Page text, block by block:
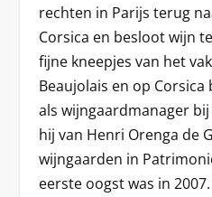
rechten in Parijs terug
Corsica en besloot wijn
fijne kneepjes van het
Beaujolais en op
als wijngaardmanager
hij van Henri Orenga de
wijngaarden in
eerste oogst was in